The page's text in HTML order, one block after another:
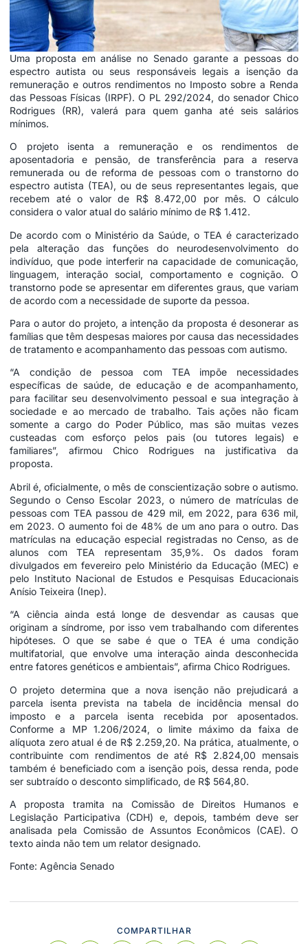
Uma proposta em análise no Senado garante a pessoas do
espectro autista ou seus responsáveis legais a isenção da
remuneração e outros rendimentos no Imposto sobre a Renda
das Pessoas Físicas (IRPF). O PL 292/2024, do senador Chico
Rodrigues (RR), valerá para quem ganha até seis salários
mínimos.
O projeto isenta a remuneração e os rendimentos de
aposentadoria e pensão, de transferência para a reserva
remunerada ou de reforma de pessoas com o transtorno do
espectro autista (TEA), ou de seus representantes legais, que
recebem até o valor de R$ 8.472,00 por mês. O cálculo
considera o valor atual do salário mínimo de R$ 1.412.
De acordo com o Ministério da Saúde, o TEA é caracterizado
pela alteração das funções do neurodesenvolvimento do
indivíduo, que pode interferir na capacidade de comunicação,
linguagem, interação social, comportamento e cognição. O
transtorno pode se apresentar em diferentes graus, que variam
de acordo com a necessidade de suporte da pessoa.
Para o autor do projeto, a intenção da proposta é desonerar as
famílias que têm despesas maiores por causa das necessidades
de tratamento e acompanhamento das pessoas com autismo.
“A condição de pessoa com TEA impõe necessidades
específicas de saúde, de educação e de acompanhamento,
para facilitar seu desenvolvimento pessoal e sua integração à
sociedade e ao mercado de trabalho. Tais ações não ficam
somente a cargo do Poder Público, mas são muitas vezes
custeadas com esforço pelos pais (ou tutores legais) e
familiares”, afirmou Chico Rodrigues na justificativa da
proposta.
Abril é, oficialmente, o mês de conscientização sobre o autismo.
Segundo o Censo Escolar 2023, o número de matrículas de
pessoas com TEA passou de 429 mil, em 2022, para 636 mil,
em 2023. O aumento foi de 48% de um ano para o outro. Das
matrículas na educação especial registradas no Censo, as de
alunos com TEA representam 35,9%. Os dados foram
divulgados em fevereiro pelo Ministério da Educação (MEC) e
pelo Instituto Nacional de Estudos e Pesquisas Educacionais
Anísio Teixeira (Inep).
“A ciência ainda está longe de desvendar as causas que
originam a síndrome, por isso vem trabalhando com diferentes
hipóteses. O que se sabe é que o TEA é uma condição
multifatorial, que envolve uma interação ainda desconhecida
entre fatores genéticos e ambientais”, afirma Chico Rodrigues.
O projeto determina que a nova isenção não prejudicará a
parcela isenta prevista na tabela de incidência mensal do
imposto e a parcela isenta recebida por aposentados.
Conforme a MP 1.206/2024, o limite máximo da faixa de
alíquota zero atual é de R$ 2.259,20. Na prática, atualmente, o
contribuinte com rendimentos de até R$ 2.824,00 mensais
também é beneficiado com a isenção pois, dessa renda, pode
ser subtraído o desconto simplificado, de R$ 564,80.
A proposta tramita na Comissão de Direitos Humanos e
Legislação Participativa (CDH) e, depois, também deve ser
analisada pela Comissão de Assuntos Econômicos (CAE). O
texto ainda não tem um relator designado.
Fonte: Agência Senado
COMPARTILHAR